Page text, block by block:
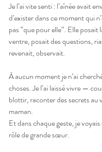
Je l’ai vite senti : l’aînée avait
d’exister dans ce moment qui
pas “que pour elle”. Elle posait
ventre, posait des questions,
revenait, observait.
À aucun moment je n’ai
choses. Je l’ai laissé vivre —
blottir, raconter des secrets au
maman.
Et dans chaque geste, je
rôle de grande sœur.